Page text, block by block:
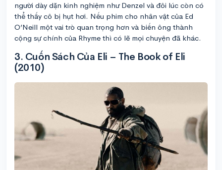
người dày dặn kinh nghiệm như Denzel và đôi lúc còn có
thể thấy cô bị hụt hơi. Nếu phim cho nhân vật của Ed
O’Neill một vai trò quan trọng hơn và biến ông thành
cộng sự chính của Rhyme thì có lẽ mọi chuyện đã khác.
3. Cuốn Sách Của Eli – The Book of Eli
(2010)